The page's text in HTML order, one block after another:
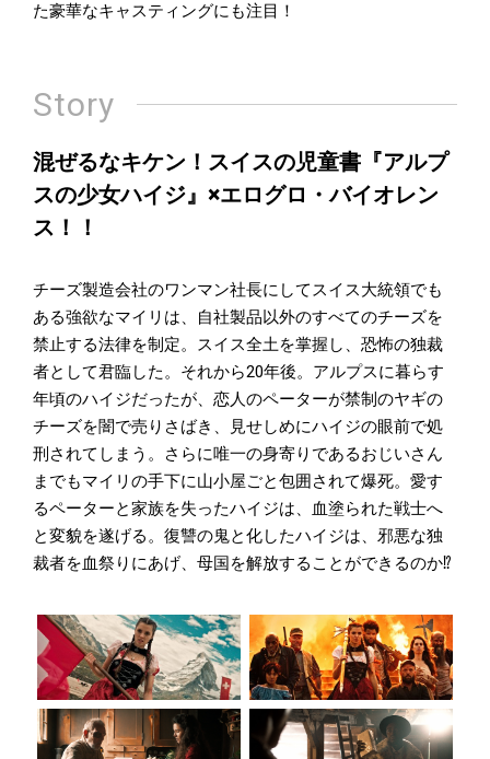
た豪華なキャスティングにも注目！
Story
混ぜるなキケン！スイスの児童書『アルプ
スの少女ハイジ』×エログロ・バイオレン
ス！！
チーズ製造会社のワンマン社長にしてスイス大統領でも
ある強欲なマイリは、自社製品以外のすべてのチーズを
禁止する法律を制定。スイス全土を掌握し、恐怖の独裁
者として君臨した。それから20年後。アルプスに暮らす
年頃のハイジだったが、恋人のペーターが禁制のヤギの
チーズを闇で売りさばき、見せしめにハイジの眼前で処
刑されてしまう。さらに唯一の身寄りであるおじいさん
までもマイリの手下に山小屋ごと包囲されて爆死。愛す
るペーターと家族を失ったハイジは、血塗られた戦士へ
と変貌を遂げる。復讐の鬼と化したハイジは、邪悪な独
裁者を血祭りにあげ、母国を解放することができるのか⁉